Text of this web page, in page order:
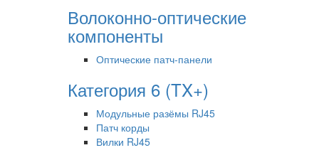
Волоконно-оптические
компоненты
Оптические патч-панели
Категория 6 (TX+)
Модульные разёмы RJ45
Патч корды
Вилки RJ45